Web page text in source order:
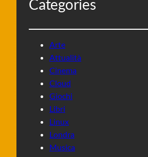
Categories
Arte
Attualità
Cinema
Cloud
Giochi
Libri
Linux
Londra
Musica